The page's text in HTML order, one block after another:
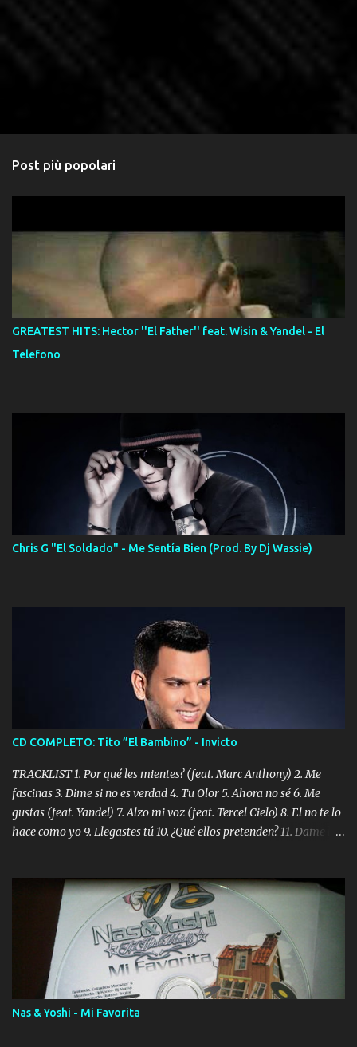
Post più popolari
GREATEST HITS: Hector ''El Father'' feat. Wisin & Yandel - El
Telefono
Chris G "El Soldado" - Me Sentía Bien (Prod. By Dj Wassie)
CD COMPLETO: Tito ”El Bambino” - Invicto
TRACKLIST 1. Por qué les mientes? (feat. Marc Anthony) 2. Me
fascinas 3. Dime si no es verdad 4. Tu Olor 5. Ahora no sé 6. Me
gustas (feat. Yandel) 7. Alzo mi voz (feat. Tercel Cielo) 8. El no te lo
hace como yo 9. Llegastes tú 10. ¿Qué ellos pretenden? 11. Dame la
Digital Booklet – Invicto ----------------------------- Nota:
Album proposto al massimo della qualità in formato iTunes Plus
AAC M4A; comprato su iTunes e a disposizione vostra per il
download. REGGAETON ITALIA Nosotros Somos Los Del
Momento!
Nas & Yoshi - Mi Favorita